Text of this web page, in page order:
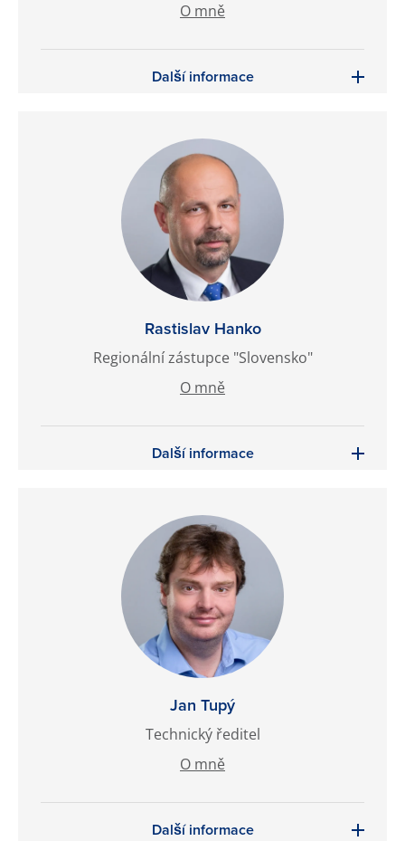
O mně
Další informace
Rastislav Hanko
Regionální zástupce "Slovensko"
O mně
Další informace
Jan Tupý
Technický ředitel
O mně
Další informace